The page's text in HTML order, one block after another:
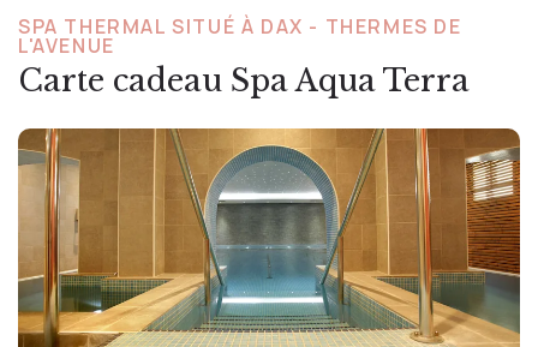
SPA THERMAL SITUÉ À DAX - THERMES DE
L'AVENUE
Carte cadeau Spa Aqua Terra